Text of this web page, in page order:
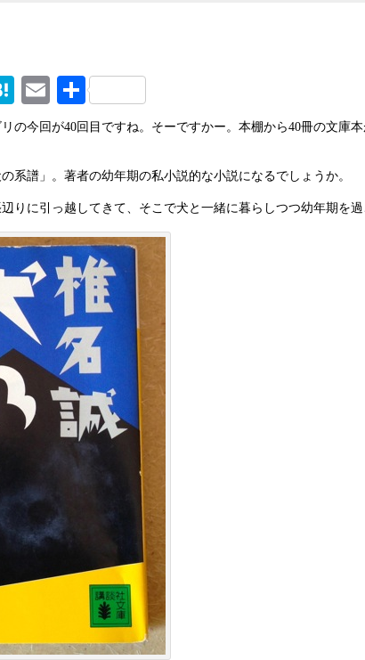
H
at
a
E
m
l
共
有
リの今回が40回目ですね。そーですかー。本棚から40冊の文庫
系譜」。著者の幼年期の私小説的な小説になるでしょうか。
りに引っ越してきて、そこで犬と一緒に暮らしつつ幼年期を過